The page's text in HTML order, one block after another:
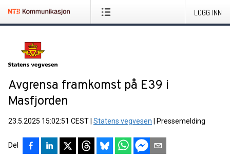
LOGG INN
Avgrensa framkomst på E39 i
Masfjorden
23.5.2025 15:02:51 CEST Statens vegvesen Pressemelding
Del